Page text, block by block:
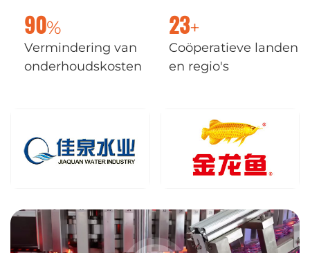
90%
Vermindering van
onderhoudskosten
23+
Coöperatieve landen
en regio's